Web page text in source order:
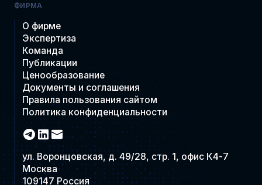
ФИРМА
О фирме
Экспертиза
Команда
Публикации
Ценообразование
Документы и соглашения
Правила пользования сайтом
Политика конфиденциальности
ул. Воронцовская, д. 49/28, стр. 1, офис К4-7
Москва
109147 Россия